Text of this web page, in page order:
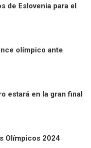
de Eslovenia para el
olímpico ante
estará en la gran final
Olímpicos 2024